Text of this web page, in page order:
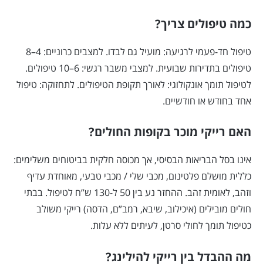
כמה טיפולים צריך?
טיפול חד-פעמי לרגיעה: מועיל גם לבדו. למצבים כרוניים: 4–8
טיפולים בתדירות שבועית. למצבי משבר רגשי: 6–10 טיפולים.
לטיפול תומך אונקולוגי: לאורך תקופת הטיפולים. לתחזוקה: טיפול
אחד בחודש או חודשיים.
האם רייקי מוכר בקופות החולים?
אינו בסל הבריאות הבסיסי, אך מכוסה חלקית בביטוחים משלימים:
כללית מושלם פלטינום, מכבי שלי / מכבי טבעי, מאוחדת עדיף
וזהב, לאומית זהב. ההחזר נע בין 50 ל-130 ש”ח לטיפול. בבתי
חולים מובילים (איכילוב, שיבא, רמב”ם, הדסה) רייקי משולב
כטיפול תומך לחולי סרטן, לעיתים ללא עלות.
מה ההבדל בין רייקי להילינג?